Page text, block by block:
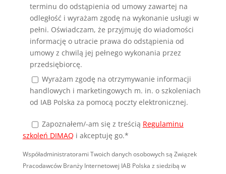
terminu do odstąpienia od umowy zawartej na
odległość i wyrażam zgodę na wykonanie usługi w
pełni. Oświadczam, że przyjmuję do wiadomości
informację o utracie prawa do odstąpienia od
umowy z chwilą jej pełnego wykonania przez
przedsiębiorcę.
Wyrażam zgodę na otrzymywanie informacji
handlowych i marketingowych m. in. o szkoleniach
od IAB Polska za pomocą poczty elektronicznej.
Zapoznałem/-am się z treścią Regulaminu
szkoleń DIMAQ i akceptuję go.*
Współadministratorami Twoich danych osobowych są Związek
Pracodawców Branży Internetowej IAB Polska z siedzibą w